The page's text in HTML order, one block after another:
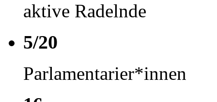
aktive Radelnde
5/20
Parlamentarier*innen